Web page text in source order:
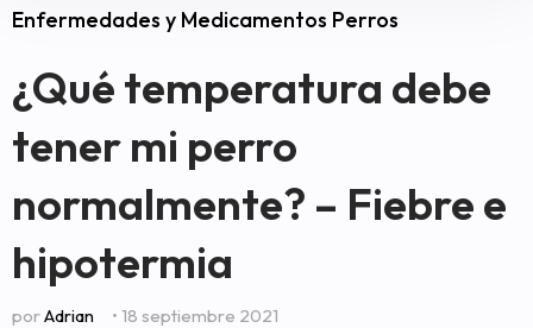
Enfermedades y Medicamentos Perros
¿Qué temperatura debe
tener mi perro
normalmente? – Fiebre e
hipotermia
porAdrian
• 18 septiembre 2021